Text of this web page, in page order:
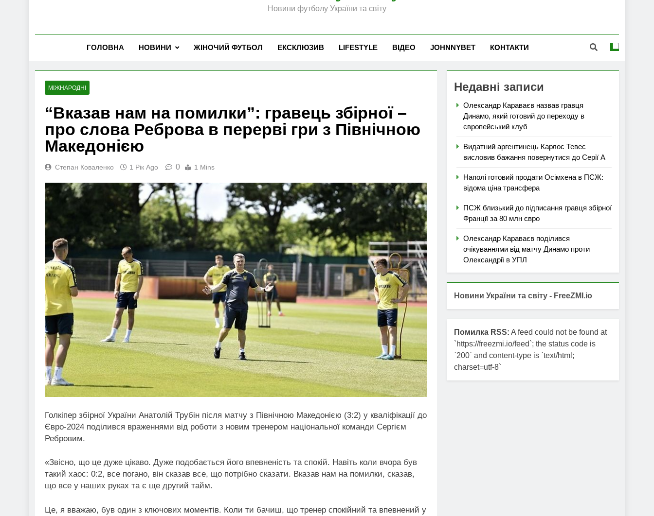
Новини футболу України та світу
ГОЛОВНА НОВИНИ ЖІНОЧИЙ ФУТБОЛ ЕКСКЛЮЗИВ LIFESTYLE ВІДЕО JOHNNYBET КОНТАКТИ
МІЖНАРОДНІ
“Вказав нам на помилки”: гравець збірної –
про слова Реброва в перерві гри з Північною
Македонією
Степан Коваленко 1 Рік Ago 0 1 Mins
Голкіпер збірної України Анатолій Трубін після матчу з Північною Македонією (3:2) у кваліфікації до
Євро-2024 поділився враженнями від роботи з новим тренером національної команди Сергієм
Ребровим.
«Звісно, що це дуже цікаво. Дуже подобається його впевненість та спокій. Навіть коли вчора був
такий хаос: 0:2, все погано, він сказав все, що потрібно сказати. Вказав нам на помилки, сказав,
що все у наших руках та є ще другий тайм.
Це, я вважаю, був один з ключових моментів. Коли ти бачиш, що тренер спокійний та впевнений у
Недавні записи
Олександр Караваєв назвав гравця
Динамо, який готовий до переходу в
європейський клуб
Видатний аргентинець Карлос Тевес
висловив бажання повернутися до Серії А
Наполі готовий продати Осімхена в ПСЖ:
відома ціна трансфера
ПСЖ близький до підписання гравця збірної
Франції за 80 млн євро
Олександр Караваєв поділився
очікуваннями від матчу Динамо проти
Олександрії в УПЛ
Новини України та світу - FreeZMI.io
Помилка RSS: A feed could not be found at
`https://freezmi.io/feed`; the status code is
`200` and content-type is `text/html;
charset=utf-8`